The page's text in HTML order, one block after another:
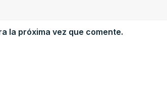
la próxima vez que comente.